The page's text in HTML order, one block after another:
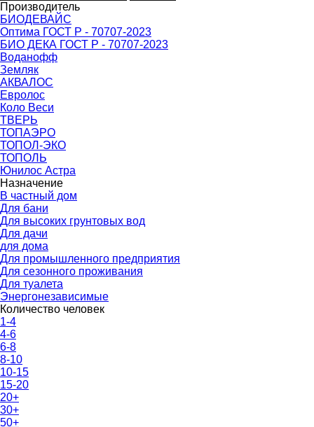
Производитель
БИОДЕВАЙС
Оптима ГОСТ Р - 70707-2023
БИО ДЕКА ГОСТ Р - 70707-2023
Воданофф
Земляк
АКВАЛОС
Евролос
Коло Веси
ТВЕРЬ
ТОПАЭРО
ТОПОЛ-ЭКО
ТОПОЛЬ
Юнилос Астра
Назначение
В частный дом
Для бани
Для высоких грунтовых вод
Для дачи
для дома
Для промышленного предприятия
Для сезонного проживания
Для туалета
Энергонезависимые
Количество человек
1-4
4-6
6-8
8-10
10-15
15-20
20+
30+
50+